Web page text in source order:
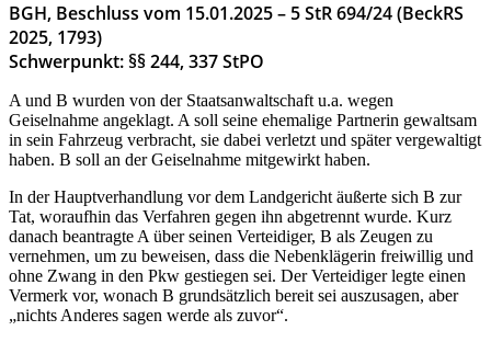
BGH, Beschluss vom 15.01.2025 – 5 StR 694/24 (BeckRS
2025, 1793)
Schwerpunkt: §§ 244, 337 StPO
A und B wurden von der Staatsanwaltschaft u.a. wegen
Geiselnahme angeklagt. A soll seine ehemalige Partnerin gewaltsam
in sein Fahrzeug verbracht, sie dabei verletzt und später vergewaltigt
haben. B soll an der Geiselnahme mitgewirkt haben.
In der Hauptverhandlung vor dem Landgericht äußerte sich B zur
Tat, woraufhin das Verfahren gegen ihn abgetrennt wurde. Kurz
danach beantragte A über seinen Verteidiger, B als Zeugen zu
vernehmen, um zu beweisen, dass die Nebenklägerin freiwillig und
ohne Zwang in den Pkw gestiegen sei. Der Verteidiger legte einen
Vermerk vor, wonach B grundsätzlich bereit sei auszusagen, aber
„nichts Anderes sagen werde als zuvor“.